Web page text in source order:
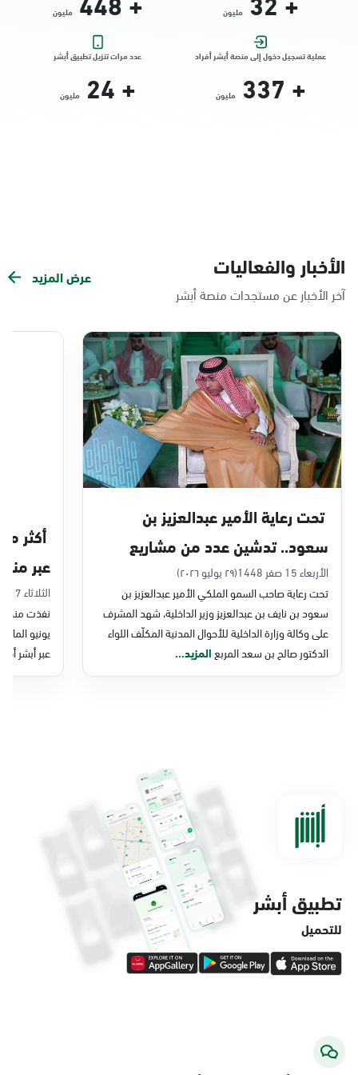
التوجه للموقع
الدمام, الدمام - الشاطئ مول
الأحد - الخميس (08:00-14:30)
الدمام, الدمام - لولو مول
الأحد - الخميس (08:00-14:30)
الدمام, الدمام - بنده حي أحد
الأحد - الخميس (08:00-14:30)
التوجه للموقع
الدمام, الدمام - الغرفة التجارية
التوجه للموقع
الدمام, الدمام - بنده - حي الشاطئ
الأحد - الخميس (08:00-14:30)
التوجه للموقع
الدمام, الدمام - بنده ضاحية الملك فهد
الدمام, الدمام - مستشفى الملك فهد
الدمام, الدمام - لولو ماركت حي الفاخرية
الأحد - الخميس (08:00-14:30)
مليون مليون
عملية تسجيل دخول إلى منصة أبشر أفراد
+
337 مليون
عدد مرات تنزيل تطبيق أبشر
+
24 مليون
الأخبار والفعاليات
آخر الأخبار عن مستجدات منصة أبشر
عرض المزيد
تحت رعاية الأمير عبدالعزيز بن
سعود.. تدشين عدد من مشاريع
التحول الرقمي والخدمات الإلكترونية
للأحوال المدنية
الأربعاء 15 صفر 1448
(٢٩ يوليو ٢٠٢٦)
تحت رعاية صاحب السمو الملكي الأمير عبدالعزيز بن
سعود بن نايف بن عبدالعزيز وزير الداخلية، شهد المشرف
على وكالة وزارة الداخلية للأحوال المدنية المكلّف اللواء
الدكتور صالح بن سعد المربعالمزيد...
عبر
الثلاثاء 7 صفر 1448
نفذت منصة
عبر أبشر
تطبيق أبشر
للتحميل